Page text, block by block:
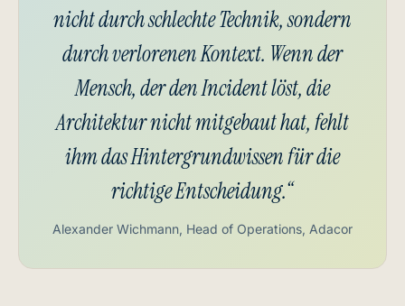
nicht durch schlechte Technik, sondern
durch verlorenen Kontext. Wenn der
Mensch, der den Incident löst, die
Architektur nicht mitgebaut hat, fehlt
ihm das Hintergrundwissen für die
richtige Entscheidung.“
Alexander Wichmann, Head of Operations, Adacor